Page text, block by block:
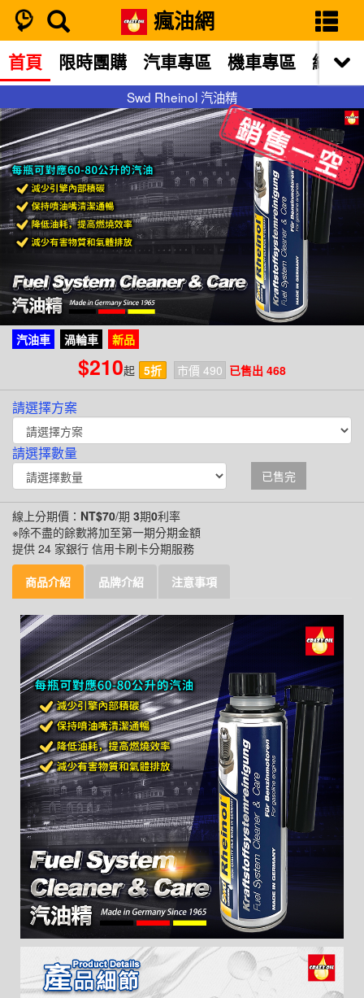
瘋油網
Swd Rheinol 汽油精
首頁 限時團購 汽車專區 機車專區 網站
汽油車 渦輪車 新品
$210起 5折 市價 490 已售出 468
請選擇方案
請選擇數量
已售完
線上分期價： NT$70/期 3期0利率
※除不盡的餘數將加至第一期分期金額
提供 24 家銀行 信用卡刷卡分期服務
商品介紹 品牌介紹 注意事項